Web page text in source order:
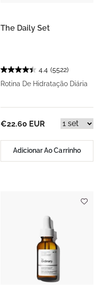
The Daily Set
4.4 (5522)
Rotina De Hidratação Diária
€22.60 EUR
Adicionar Ao Carrinho